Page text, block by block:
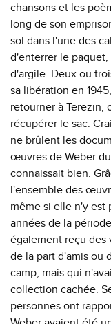
chansons et les
long de son
sol dans l'une des
d'enterrer le
d'argile. Deux ou
sa libération en
retourner à Terezin,
récupérer le sac.
ne brûlent les
œuvres de Weber
connaissait bien.
l'ensemble des
même si elle n'y est
années de la
également reçu des
de la part d'amis ou
camp, mais qui
collection cachée.
personnes ont